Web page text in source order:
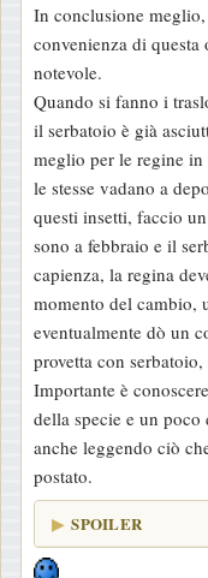
In conclusione
convenienza di
notevole.
Quando si fanno i
il serbatoio è già
meglio per le regine
le stesse vadano a
questi insetti, faccio
sono a febbraio e il
capienza, la regina
momento del cambio,
eventualmente dò un
provetta con
Importante è
della specie e un
anche leggendo ciò
postato.
SPOILER